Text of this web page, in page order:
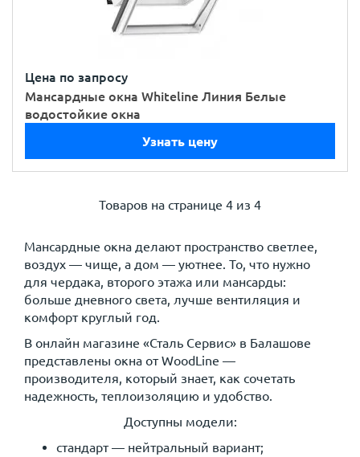
Цена по запросу
Мансардные окна Whiteline Линия Белые
водостойкие окна
Узнать цену
Товаров на странице 4 из 4
Мансардные окна делают пространство светлее,
воздух — чище, а дом — уютнее. То, что нужно
для чердака, второго этажа или мансарды:
больше дневного света, лучше вентиляция и
комфорт круглый год.
В онлайн магазине «Сталь Сервис» в Балашове
представлены окна от WoodLine —
производителя, который знает, как сочетать
надежность, теплоизоляцию и удобство.
Доступны модели:
стандарт — нейтральный вариант;